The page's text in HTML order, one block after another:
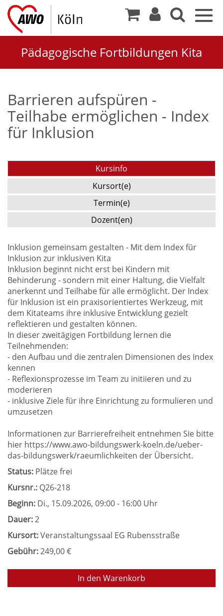
Pädagogische Fortbildungen Kita
Barrieren aufspüren -
Teilhabe ermöglichen - Index
für Inklusion
Kursinfo
Kursort(e)
Termin(e)
Dozent(en)
Inklusion gemeinsam gestalten - Mit dem Index für
Inklusion zur inklusiven Kita
Inklusion beginnt nicht erst bei Kindern mit
Behinderung - sondern mit einer Haltung, die Vielfalt
anerkennt und Teilhabe für alle ermöglicht. Der Index
für Inklusion ist ein praxisorientiertes Werkzeug, mit
dem Kitateams ihre inklusive Entwicklung gezielt
reflektieren und gestalten können.
In dieser zweitägigen Fortbildung lernen die
Teilnehmenden:
- den Aufbau und die zentralen Dimensionen des Index
kennen
- Reflexionsprozesse im Team zu initiieren und zu
moderieren
- inklusive Ziele für ihre Einrichtung zu formulieren und
umzusetzen
Informationen zur Barrierefreiheit entnehmen Sie bitte
hier https://www.awo-bildungswerk-koeln.de/ueber-
das-bildungswerk/raeumlichkeiten der Übersicht.
Status: Plätze frei
Kursnr.: Q26-218
Beginn: Di., 15.09.2026, 09:00 - 16:00 Uhr
Dauer:2
Kursort:Veranstaltungssaal EG Rubensstraße
Gebühr:249,00 €
In den Warenkorb